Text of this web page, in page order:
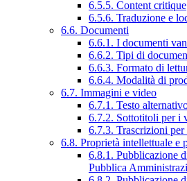
6.5.5. Content critique
6.5.6. Traduzione e
6.6. Documenti
6.6.1. I documenti
6.6.2. Tipi di
6.6.3. Formato di
6.6.4. Modalità di
6.7. Immagini e video
6.7.1. Testo
6.7.2. Sottotitoli per i
6.7.3. Trascrizioni
6.8. Proprietà intellettuale e
6.8.1. Pubblicazione
Pubblica